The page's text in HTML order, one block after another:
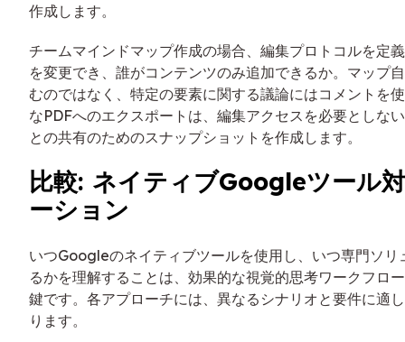
作成します。
チームマインドマップ作成の場合、編集プロトコルを定
を変更でき、誰がコンテンツのみ追加できるか。マップ
むのではなく、特定の要素に関する議論にはコメントを
なPDFへのエクスポートは、編集アクセスを必要としな
との共有のためのスナップショットを作成します。
比較: ネイティブGoogleツール
ーション
いつGoogleのネイティブツールを使用し、いつ専門ソリ
るかを理解することは、効果的な視覚的思考ワークフロ
鍵です。各アプローチには、異なるシナリオと要件に適
ります。